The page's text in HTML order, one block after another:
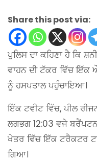
Share this post via:
ਪੁਲਿਸ ਦਾ ਕਹਿਣਾ ਹੈ ਕਿ
ਵਾਹਨ ਦੀ ਟੱਕਰ ਵਿੱਚ ਇੱਕ
ਨੂੰ ਹਸਪਤਾਲ ਪਹੁੰਚਾਇਆ।
ਇੱਕ ਟਵੀਟ ਵਿੱਚ, ਪੀਲ
ਲਗਭਗ 12:03 ਵਜੇ
ਖੇਤਰ ਵਿੱਚ ਇੱਕ ਟਰੈਕਟਰ
ਗਿਆ।